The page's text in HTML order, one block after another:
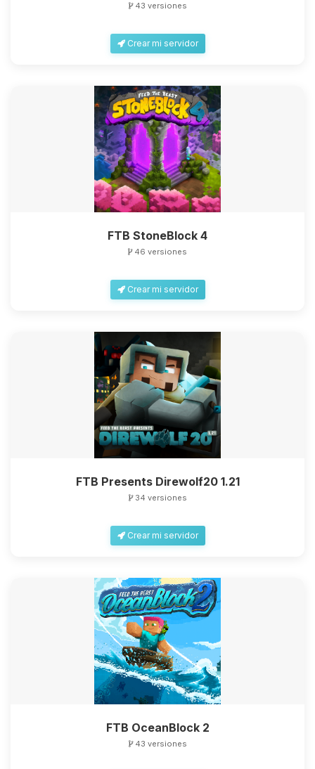
43 versiones
Crear mi servidor
FTB StoneBlock 4
46 versiones
Crear mi servidor
FTB Presents Direwolf20 1.21
34 versiones
Crear mi servidor
FTB OceanBlock 2
43 versiones
Yupi, por fin alguien con quien
hablar! Soy Choupy, tu pequeno
asistente de BoxToPlay. Cuentame
que necesitas y moveré mis
pequenos circuitos para ayudarte.
06/08/2026 18:43